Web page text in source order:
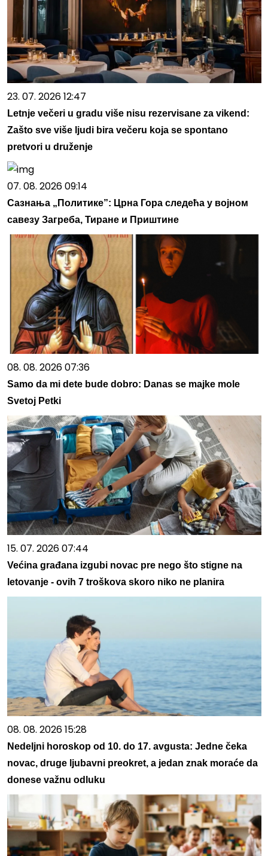
23. 07. 2026 12:47
Letnje večeri u gradu više nisu rezervisane za vikend:
Zašto sve više ljudi bira večeru koja se spontano
pretvori u druženje
07. 08. 2026 09:14
Сазнања „Политике”: Црна Гора следећа у војном
савезу Загреба, Тиране и Приштине
08. 08. 2026 07:36
Samo da mi dete bude dobro: Danas se majke mole
Svetoj Petki
15. 07. 2026 07:44
Većina građana izgubi novac pre nego što stigne na
letovanje - ovih 7 troškova skoro niko ne planira
08. 08. 2026 15:28
Nedeljni horoskop od 10. do 17. avgusta: Jedne čeka
novac, druge ljubavni preokret, a jedan znak moraće da
donese važnu odluku